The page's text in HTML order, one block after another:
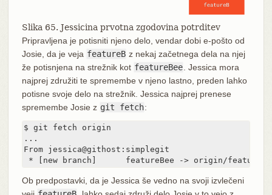
Slika 65. Jessicina prvotna zgodovina potrditev
Pripravljena je potisniti njeno delo, vendar dobi e-pošto od
Josie, da je veja featureB z nekaj začetnega dela na njej
že potisnjena na strežnik kot featureBee . Jessica mora
najprej združiti te spremembe v njeno lastno, preden lahko
potisne svoje delo na strežnik. Jessica najprej prenese
spremembe Josie z git fetch:
$ git fetch origin
...
From jessica@githost:simplegit
* [new branch]      featureBee -> origin/
Ob predpostavki, da je Jessica še vedno na svoji izvlečeni